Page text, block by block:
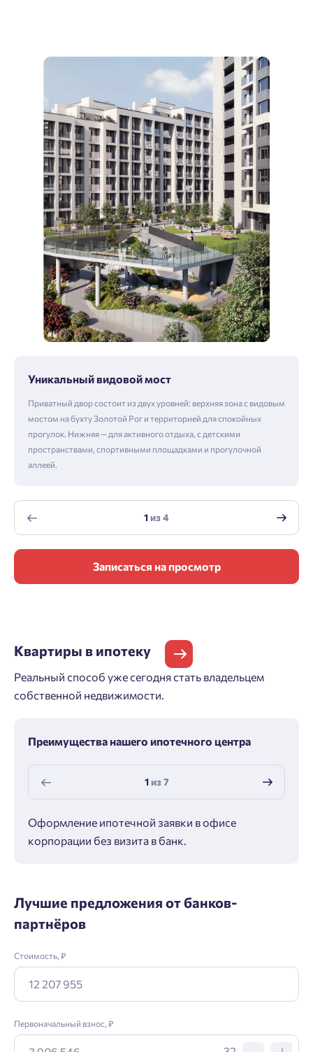
Уникальный видовой мост
Приватный двор состоит из двух уровней: верхняя зона с видовым
мостом на бухту Золотой Рог и территорией для спокойных
прогулок. Нижняя — для активного отдыха, с детскими
пространствами, спортивными площадками и прогулочной
аллеей.
1из4
Записаться на просмотр
Квартиры в ипотеку
Реальный способ уже сегодня стать владельцем
собственной недвижимости.
Преимущества нашего ипотечного центра
1из7
Оформление ипотечной заявки в офисе
корпорации без визита в банк.
Лучшие предложения от банков-
партнёров
Стоимость, ₽
Первоначальный взнос, ₽